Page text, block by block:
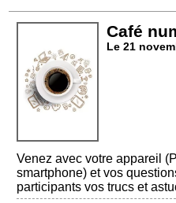
Café
Le 21
Venez avec votre appareil
smartphone) et vos
participants vos trucs et